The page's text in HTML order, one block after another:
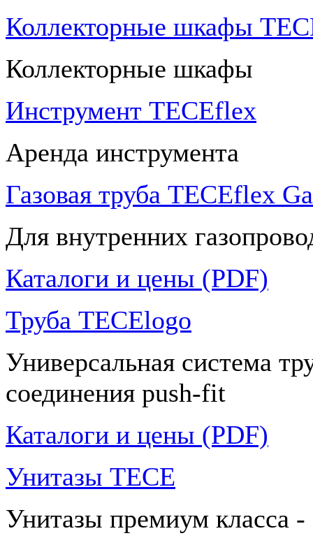
Коллекторные шкафы
Коллекторные шкафы
Инструмент TECEflex
Аренда инструмента
Газовая труба TECEflex
Для внутренних
Каталоги и цены (PDF)
Труба TECElogo
Универсальная система
соединения push-fit
Каталоги и цены (PDF)
Унитазы TECE
Унитазы премиум класса -